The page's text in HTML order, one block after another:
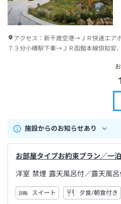
アクセス： 新千歳空港→ＪＲ快速エア
７３分小樽駅下車→ＪＲ函館本線倶知安
施設からのお知らせあり
お部屋タイプお約束プラン／一
洋室 禁煙 露天風呂付／露天風呂
スイート 夕食/朝食付き